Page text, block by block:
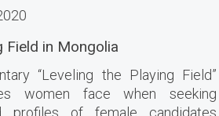
Field in Mongolia
“Leveling the Playing Field”
women face when seeking
profiles of female candidates